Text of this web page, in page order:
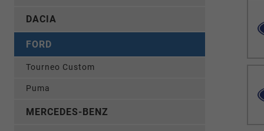
DACIA
FORD
Tourneo Custom
Puma
MERCEDES-BENZ